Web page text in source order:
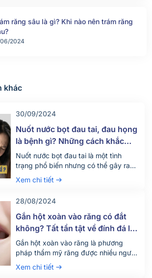
răng sâu là gì? Khi nào nên trám răng
06/2024
khác
30/09/2024
Nuốt nước bọt đau tai, đau họng
là bệnh gì? Những cách khắc
phục hiệu quả
Nuốt nước bọt đau tai là một tình
trạng phổ biến nhưng có thể gây ra
nhiều khó chịu và lo lắng cho người
mắc phải. Triệu chứng này có thể xuất
Cùng Nha khoa Parkway tìm hiểu rõ
hơn về nguyên nhân, dấu hiệu và cách
khắc […]
Xem chi tiết
28/08/2024
Gắn hột xoàn vào răng có đắt
không? Tất tần tật về đính đá lên
răng
Gắn hột xoàn vào răng là phương
pháp thẩm mỹ răng được nhiều người
ưa thích và áp dụng hiện nay. Vậy chi
phí cho hình thức này có đắt không và
Xem chi tiết